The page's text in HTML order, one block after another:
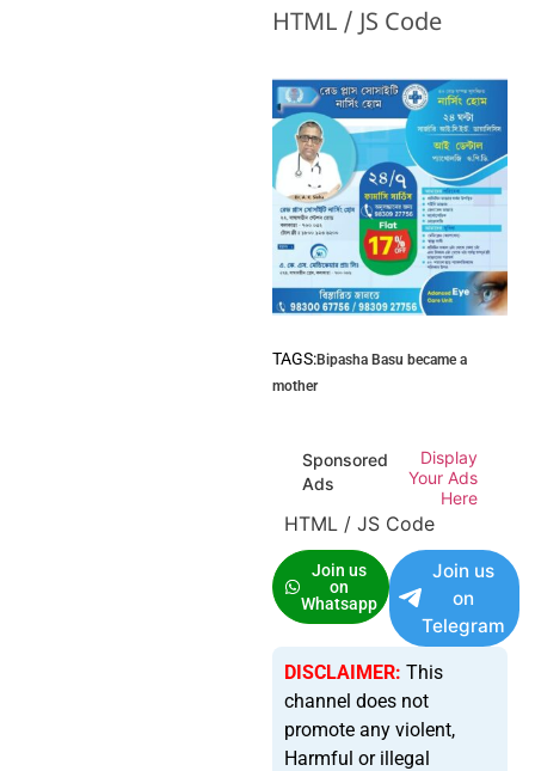
HTML / JS Code
TAGS:Bipasha Basu became a
mother
Sponsored
Ads
Display
Your Ads
Here
HTML / JS Code
Join us
on
Whatsapp
Join us
on
Telegram
DISCLAIMER: This
channel does not
promote any violent,
Harmful or illegal